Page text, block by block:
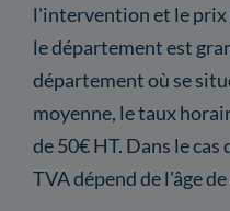
l'intervention et le prix
le département est
département où se
moyenne, le taux
de 50€ HT. Dans le
TVA dépend de l'âge